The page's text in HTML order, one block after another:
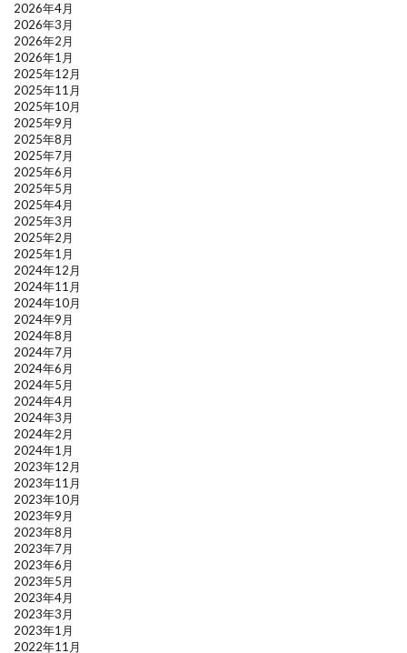
2026年4月
2026年3月
2026年2月
2026年1月
2025年12月
2025年11月
2025年10月
2025年9月
2025年8月
2025年7月
2025年6月
2025年5月
2025年4月
2025年3月
2025年2月
2025年1月
2024年12月
2024年11月
2024年10月
2024年9月
2024年8月
2024年7月
2024年6月
2024年5月
2024年4月
2024年3月
2024年2月
2024年1月
2023年12月
2023年11月
2023年10月
2023年9月
2023年8月
2023年7月
2023年6月
2023年5月
2023年4月
2023年3月
2023年1月
2022年11月